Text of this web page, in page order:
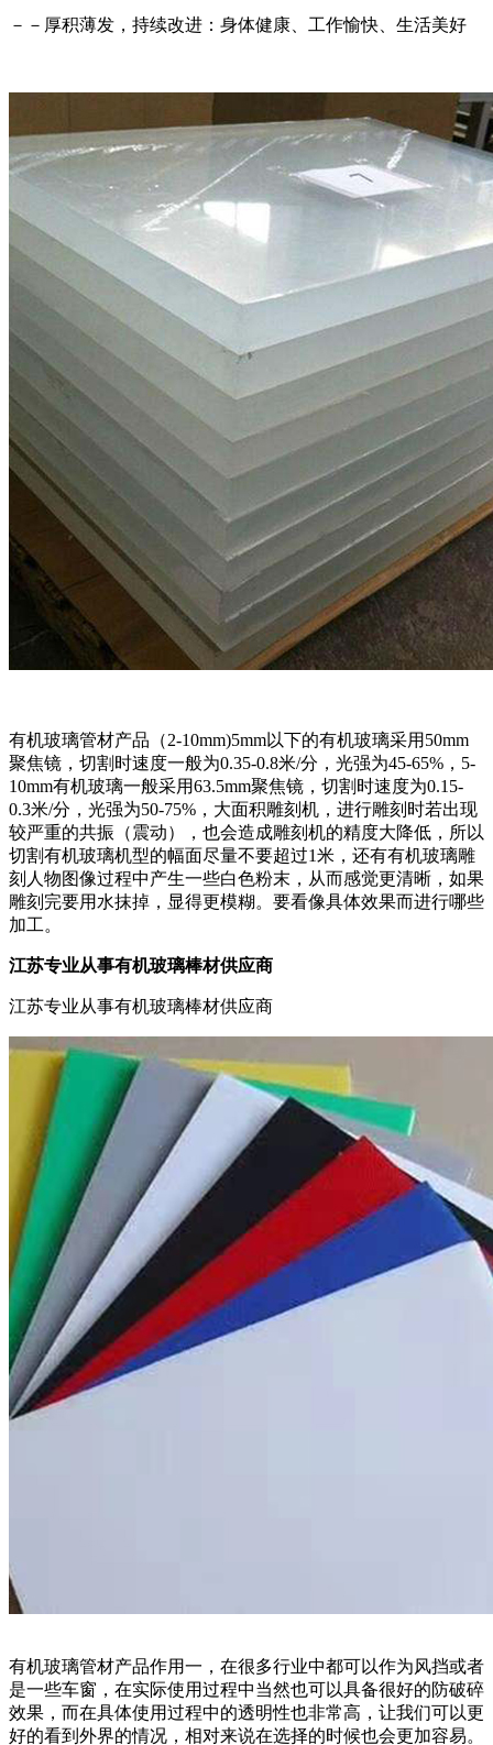
－－厚积薄发，持续改进：身体健康、工作愉快、生活美好
有机玻璃管材产品（2-10mm)5mm以下的有机玻璃采用50mm
聚焦镜，切割时速度一般为0.35-0.8米/分，光强为45-65%，5-
10mm有机玻璃一般采用63.5mm聚焦镜，切割时速度为0.15-
0.3米/分，光强为50-75%，大面积雕刻机，进行雕刻时若出现
较严重的共振（震动），也会造成雕刻机的精度大降低，所以
切割有机玻璃机型的幅面尽量不要超过1米，还有有机玻璃雕
刻人物图像过程中产生一些白色粉末，从而感觉更清晰，如果
雕刻完要用水抹掉，显得更模糊。要看像具体效果而进行哪些
加工。
江苏专业从事有机玻璃棒材供应商
江苏专业从事有机玻璃棒材供应商
有机玻璃管材产品作用一，在很多行业中都可以作为风挡或者
是一些车窗，在实际使用过程中当然也可以具备很好的防破碎
效果，而在具体使用过程中的透明性也非常高，让我们可以更
好的看到外界的情况，相对来说在选择的时候也会更加容易。